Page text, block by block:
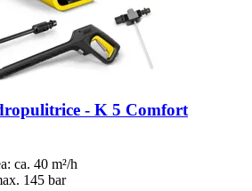
-​ K 5 Comfort
ca. 40 m²/h
145 bar